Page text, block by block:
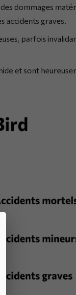
dommages
accidents graves.
parfois
et sont